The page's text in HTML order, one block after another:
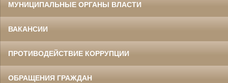
МУНИЦИПАЛЬНЫЕ ОРГАНЫ ВЛАСТИ
ВАКАНСИИ
ПРОТИВОДЕЙСТВИЕ КОРРУПЦИИ
ОБРАЩЕНИЯ ГРАЖДАН